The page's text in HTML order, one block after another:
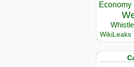
Economy
WikiLeaks